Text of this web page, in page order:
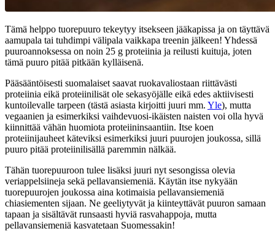
Tämä helppo tuorepuuro tekeytyy itsekseen jääkapissa ja on täyttävä
aamupala tai tuhdimpi välipala vaikkapa treenin jälkeen! Yhdessä
puuroannoksessa on noin 25 g proteiinia ja reilusti kuituja, joten
tämä puuro pitää pitkään kylläisenä.
Pääsääntöisesti suomalaiset saavat ruokavaliostaan riittävästi
proteiinia eikä proteiinilisät ole sekasyöjälle eikä edes aktiivisesti
kuntoilevalle tarpeen (tästä asiasta kirjoitti juuri mm. Yle), mutta
vegaanien ja esimerkiksi vaihdevuosi-ikäisten naisten voi olla hyvä
kiinnittää vähän huomiota proteiininsaantiin. Itse koen
proteiinijauheet käteviksi esimerkiksi juuri puurojen joukossa, sillä
puuro pitää proteiinilisällä paremmin nälkää.
Tähän tuorepuuroon tulee lisäksi juuri nyt sesongissa olevia
veriappelsiineja sekä pellavansiemeniä. Käytän itse nykyään
tuorepuurojen joukossa aina kotimaisia pellavansiemeniä
chiasiementen sijaan. Ne geeliytyvät ja kiinteyttävät puuron samaan
tapaan ja sisältävät runsaasti hyviä rasvahappoja, mutta
pellavansiemeniä kasvatetaan Suomessakin!